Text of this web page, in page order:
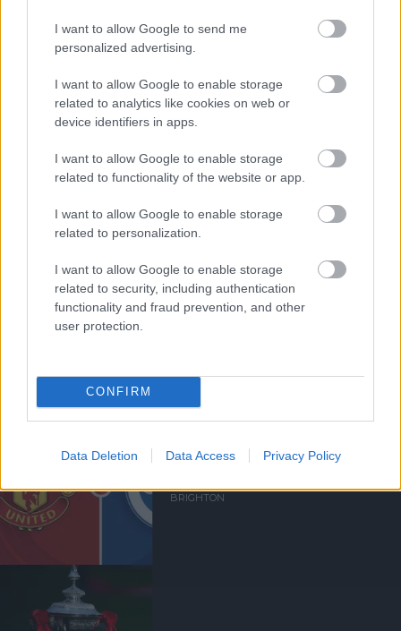
I want to allow Google to send me
personalized advertising.
I want to allow Google to enable storage
related to analytics like cookies on web or
device identifiers in apps.
I want to allow Google to enable storage
related to functionality of the website or app.
I want to allow Google to enable storage
related to personalization.
I want to allow Google to enable storage
related to security, including authentication
functionality and fraud prevention, and other
user protection.
CONFIRM
Data Deletion Data Access Privacy Policy
DALOT: ELEGET TETTÜNK,
HOGY LEGYŐZZÜK A
BRIGHTONT
BRIGHTON